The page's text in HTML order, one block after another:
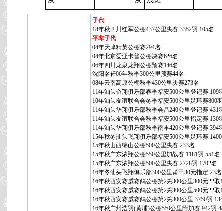
子代
18年秋四川红军公棚437公里决赛 3352羽 105名
平辈子代
04年天津精英公棚赛294名
04年北京爱亚卡普公棚决赛626名
06年四川龙泉龙翔公棚预赛146名
沈阳名轩06年秋季300公里预赛44名
08年云南高原公棚秋季430公里决赛273名
11年汕头奋翔俱乐部春季福安500公里登记赛 109
10年汕头友谊联合会冬季福安500公里足环赛800
11年汕头华翔俱乐部秋季会昌240公里登记赛 431
11年汕头友谊联合会秋季福安500公里指定赛 130
11年汕头华翔俱乐部秋季南丰420公里登记赛 394
15年秋冬汕头飞翔俱乐部福安500公里足环赛
15年秋山西绵山公棚500公里决赛 233名
15年秋广东浓翔公棚550公里加战赛 1181羽 551名
15年秋广东浓翔公棚500公里决赛 2728羽 1702名
16年冬汕头飞翔俱乐部300公里莆田30元指定 23名
16年秋西安赛威赛鸽公棚第2关300公里300元22取
16年秋西安赛威赛鸽公棚第2关300公里500元22取
16年秋西安赛威赛鸽公棚第2关300公里 3750羽
16年秋广州浩羽(黄埔)公棚550公里附加赛 942羽